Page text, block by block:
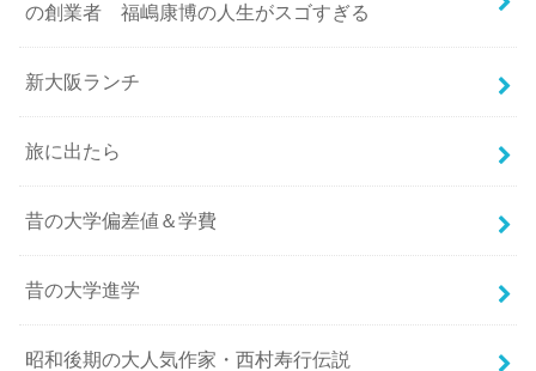
の創業者 福嶋康博の人生がスゴすぎる
新大阪ランチ
旅に出たら
昔の大学偏差値＆学費
昔の大学進学
昭和後期の大人気作家・西村寿行伝説